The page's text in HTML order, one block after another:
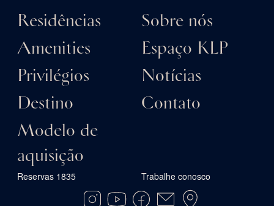
Residências
Amenities
Privilégios
Destino
Modelo de
aquisição
Sobre nós
Espaço KLP
Notícias
Contato
Reservas 1835 Trabalhe conosco